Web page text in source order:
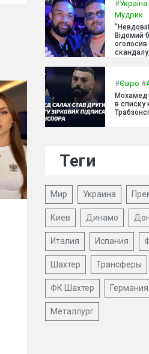
#Україна
Мудрик
Відомий
оголосив
#Євро #
Мохамед
в списку
Теги
Мир Украина
Киев Динамо
Италия Испания
Шахтер Трансферы
ФК Шахтер Германия
Металлург